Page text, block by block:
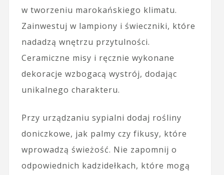
w tworzeniu marokańskiego klimatu.
Zainwestuj w lampiony i świeczniki, które
nadadzą wnętrzu przytulności.
Ceramiczne misy i ręcznie wykonane
dekoracje wzbogacą wystrój, dodając
unikalnego charakteru.
Przy urządzaniu sypialni dodaj rośliny
doniczkowe, jak palmy czy fikusy, które
wprowadzą świeżość. Nie zapomnij o
odpowiednich kadzidełkach, które mogą